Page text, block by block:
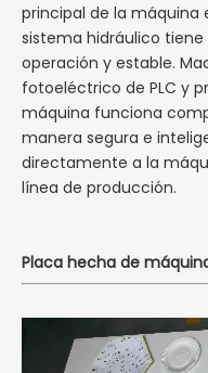
principal de la máquina
sistema hidráulico
operación y estable.
fotoeléctrico de PLC y
máquina funciona
manera segura e
directamente a la
línea de producción.
Placa hecha de